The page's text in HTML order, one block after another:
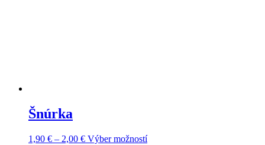
Šnúrka
1,90 € – 2,00 €Price
Výber možnostíTento